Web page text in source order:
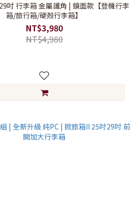
吋 行李箱 金屬護角 | 鏡面款【登機行李
箱/旅行箱/硬殼行李箱】
NT$3,980
NT$4,980